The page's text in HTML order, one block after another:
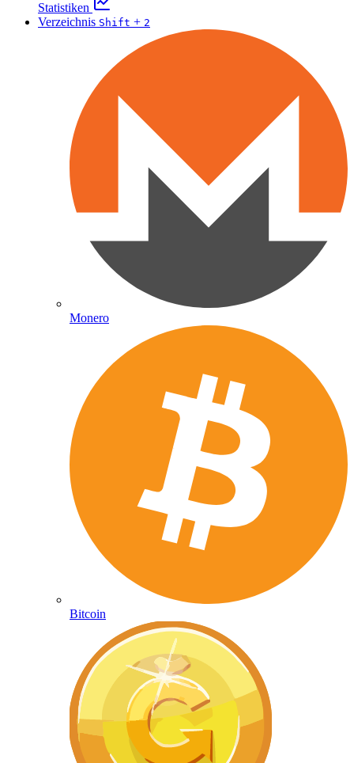
Statistiken
Verzeichnis Shift + 2
Monero
Bitcoin